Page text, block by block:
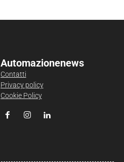
Automazionenews
Contatti
Privacy policy
Cookie Policy